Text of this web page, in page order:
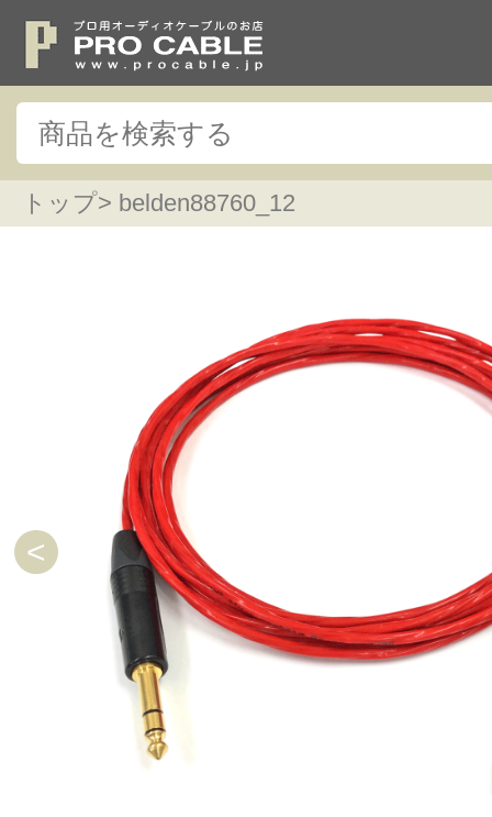
トップ> belden88760_12